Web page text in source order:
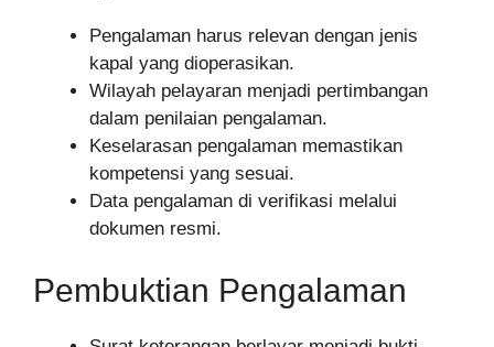
Pengalaman harus relevan dengan jenis
kapal yang dioperasikan.
Wilayah pelayaran menjadi pertimbangan
dalam penilaian pengalaman.
Keselarasan pengalaman memastikan
kompetensi yang sesuai.
Data pengalaman di verifikasi melalui
dokumen resmi.
Pembuktian Pengalaman